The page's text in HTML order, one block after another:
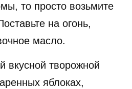
то просто возьмите
на огонь,
масло.
вкусной творожной
яблоках,